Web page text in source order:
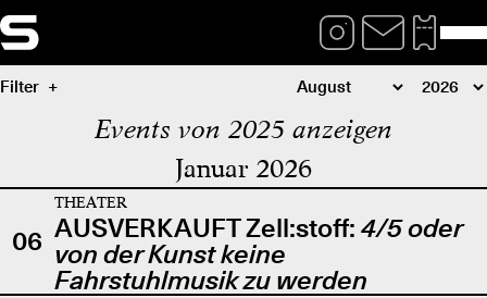
Filter
Events von 2025 anzeigen
Januar 2026
06
THEATER
AUSVERKAUFT Zell:stoff: 4/5 oder
von der Kunst keine
Fahrstuhlmusik zu werden